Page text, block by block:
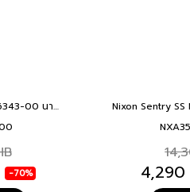
Nixon Sentry รุ่น NXA356343-00 นาฬิกาข้อมือผู้ชาย สายสแตนเลส สีมิ้นต์ หน้าปัด 42 มม.SENTRY SS MINT
-70% 4,290